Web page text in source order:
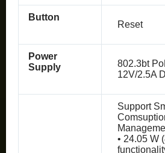
Button
Reset
Power
Supply
802.3bt
12V/2.5A
Support
• 24.05 W